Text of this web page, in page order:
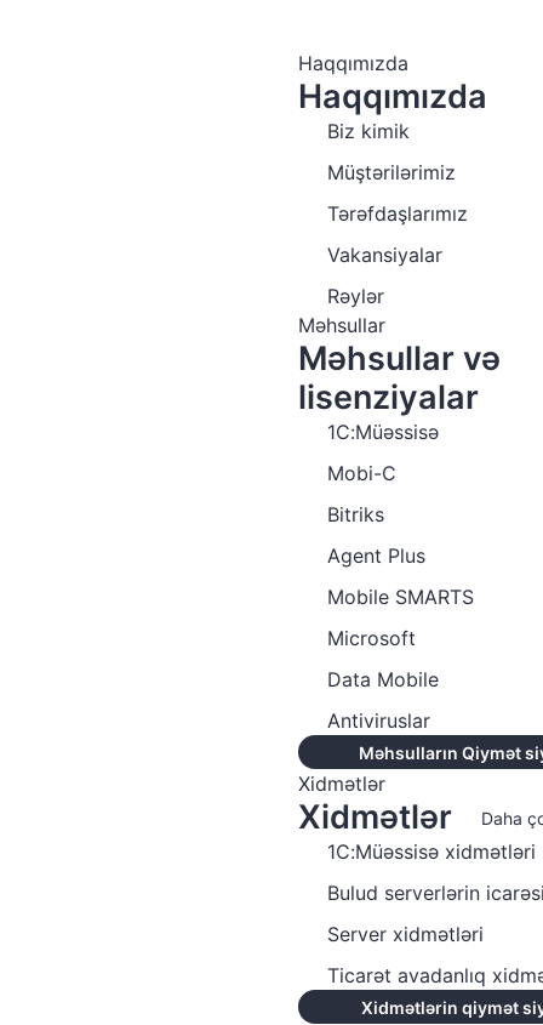
Haqqımızda
Haqqımızda
Biz kimik
Müştərilərimiz
Tərəfdaşlarımız
Vakansiyalar
Rəylər
Məhsullar
Məhsullar və
lisenziyalar
1C:Müəssisə
Mobi-C
Bitriks
Agent Plus
Mobile SMARTS
Microsoft
Data Mobile
Antiviruslar
Məhsulların Qiymət
Xidmətlər
Xidmətlər Daha
1C:Müəssisə xidmətləri
Bulud serverlərin
Server xidmətləri
Ticarət avadanlıq
Xidmətlərin qiymət